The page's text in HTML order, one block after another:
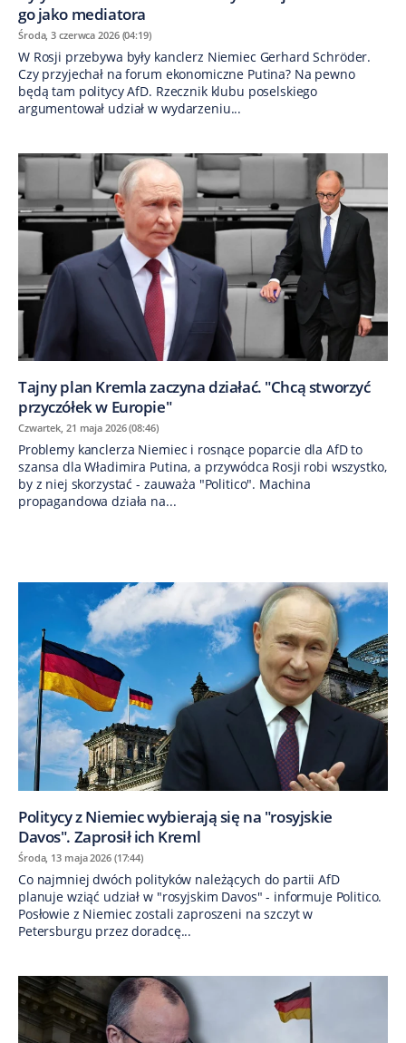
go jako mediatora
Środa, 3 czerwca 2026 (04:19)
W Rosji przebywa były kanclerz Niemiec Gerhard Schröder.
Czy przyjechał na forum ekonomiczne Putina? Na pewno
będą tam politycy AfD. Rzecznik klubu poselskiego
argumentował udział w wydarzeniu...
Tajny plan Kremla zaczyna działać. "Chcą stworzyć
przyczółek w Europie"
Czwartek, 21 maja 2026 (08:46)
Problemy kanclerza Niemiec i rosnące poparcie dla AfD to
szansa dla Władimira Putina, a przywódca Rosji robi wszystko,
by z niej skorzystać - zauważa "Politico". Machina
propagandowa działa na...
Politycy z Niemiec wybierają się na "rosyjskie
Davos". Zaprosił ich Kreml
Środa, 13 maja 2026 (17:44)
Co najmniej dwóch polityków należących do partii AfD
planuje wziąć udział w "rosyjskim Davos" - informuje Politico.
Posłowie z Niemiec zostali zaproszeni na szczyt w
Petersburgu przez doradcę...